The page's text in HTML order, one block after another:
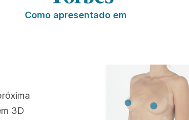
Como apresentado em
3D